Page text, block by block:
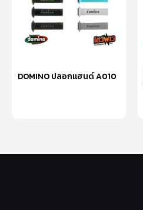
DOMINO ปลอกแฮนด์ A010